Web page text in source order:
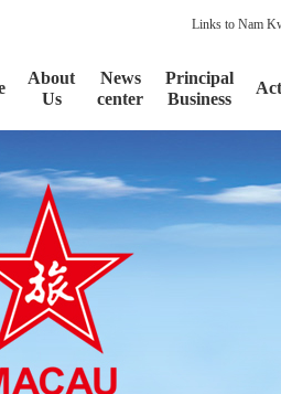
Links to Nam
About
Us
News
center
Principal
Business